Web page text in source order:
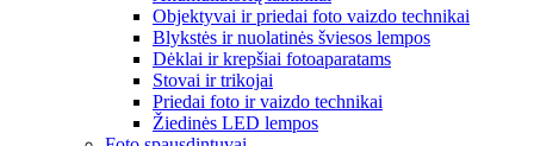
Objektyvai ir priedai foto vaizdo technikai
Blykstės ir nuolatinės šviesos lempos
Dėklai ir krepšiai fotoaparatams
Stovai ir trikojai
Priedai foto ir vaizdo technikai
Žiedinės LED lempos